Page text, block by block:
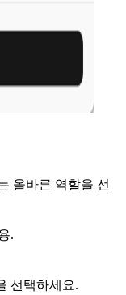
올바른 역할을 선
.
선택하세요.